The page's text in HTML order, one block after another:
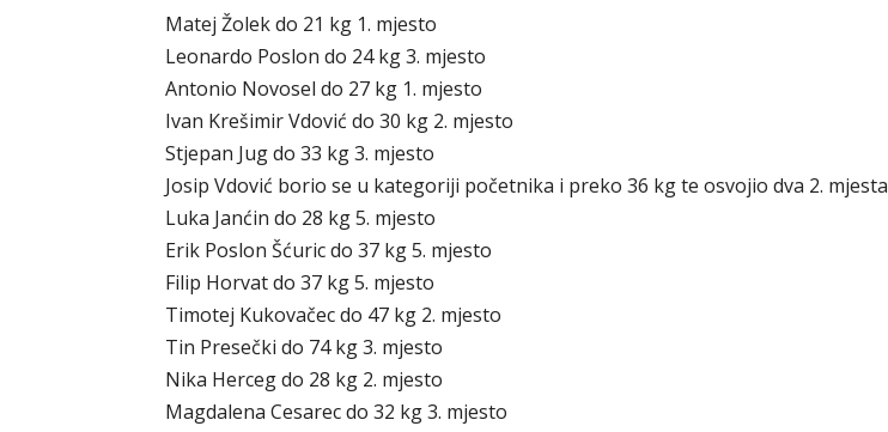
Matej Žolek do 21 kg 1. mjesto
Leonardo Poslon do 24 kg 3. mjesto
Antonio Novosel do 27 kg 1. mjesto
Ivan Krešimir Vdović do 30 kg 2. mjesto
Stjepan Jug do 33 kg 3. mjesto
Josip Vdović borio se u kategoriji početnika i preko 36 kg te osvojio dva 2. mjesta
Luka Janćin do 28 kg 5. mjesto
Erik Poslon Šćuric do 37 kg 5. mjesto
Filip Horvat do 37 kg 5. mjesto
Timotej Kukovačec do 47 kg 2. mjesto
Tin Presečki do 74 kg 3. mjesto
Nika Herceg do 28 kg 2. mjesto
Magdalena Cesarec do 32 kg 3. mjesto